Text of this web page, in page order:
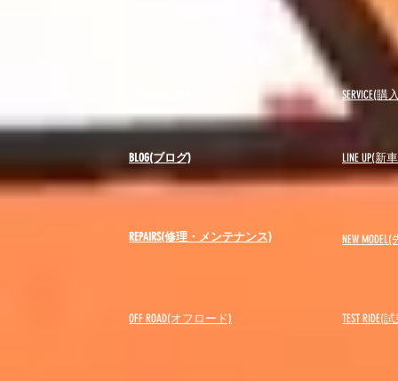
BLOG(ブログ)
SERVICE(
LINE UP(新
REPAIRS(修理・メンテナンス) NEW MODEL(
OFF ROAD(オフロード) ​TEST RIDE(